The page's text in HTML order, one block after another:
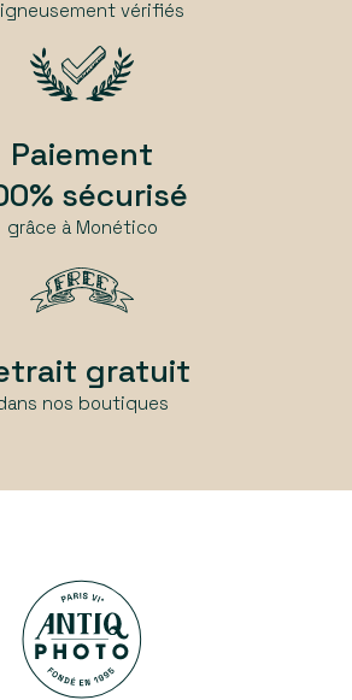
vérifiés
Paiement
sécurisé
grâce à Monético
gratuit
nos boutiques